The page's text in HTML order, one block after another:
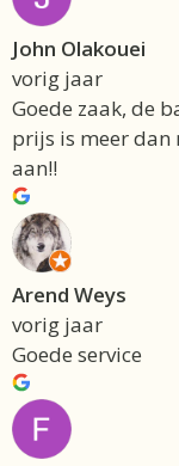
John Olakouei
vorig jaar
Goede zaak, de
prijs is meer
aan!!
Arend Weys
vorig jaar
Goede service